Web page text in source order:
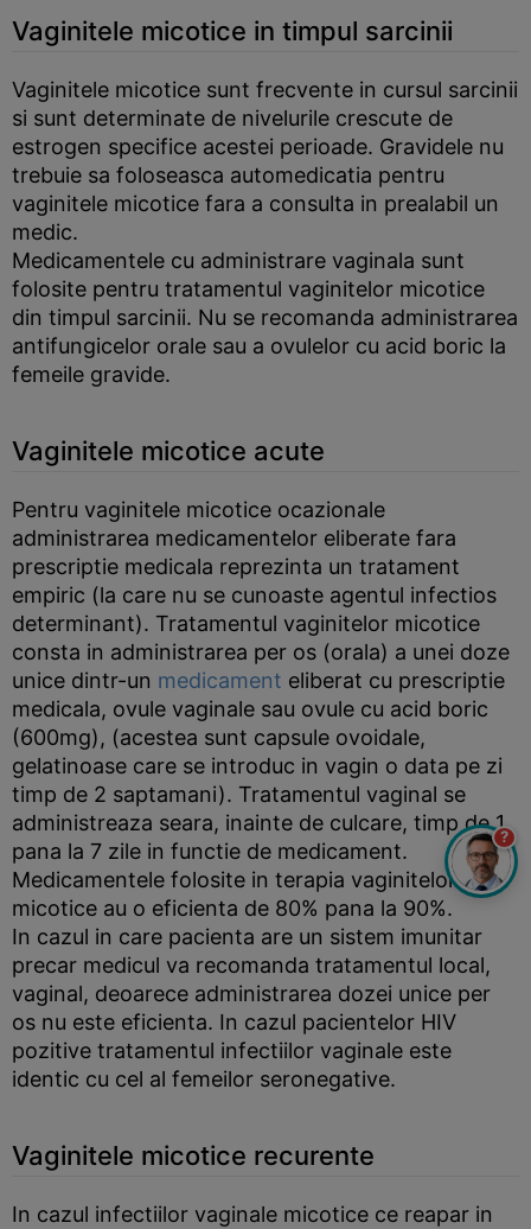
Vaginitele micotice in timpul sarcinii
Vaginitele micotice sunt frecvente in cursul sarcinii
si sunt determinate de nivelurile crescute de
estrogen specifice acestei perioade. Gravidele nu
trebuie sa foloseasca automedicatia pentru
vaginitele micotice fara a consulta in prealabil un
medic.
Medicamentele cu administrare vaginala sunt
folosite pentru tratamentul vaginitelor micotice
din timpul sarcinii. Nu se recomanda administrarea
antifungicelor orale sau a ovulelor cu acid boric la
femeile gravide.
Vaginitele micotice acute
Pentru vaginitele micotice ocazionale
administrarea medicamentelor eliberate fara
prescriptie medicala reprezinta un tratament
empiric (la care nu se cunoaste agentul infectios
determinant). Tratamentul vaginitelor micotice
consta in administrarea per os (orala) a unei doze
unice dintr-un medicament eliberat cu prescriptie
medicala, ovule vaginale sau ovule cu acid boric
(600mg), (acestea sunt capsule ovoidale,
gelatinoase care se introduc in vagin o data pe zi
timp de 2 saptamani). Tratamentul vaginal se
administreaza seara, inainte de culcare, timp de 1
pana la 7 zile in functie de medicament.
Medicamentele folosite in terapia vaginitelor
micotice au o eficienta de 80% pana la 90%.
In cazul in care pacienta are un sistem imunitar
precar medicul va recomanda tratamentul local,
vaginal, deoarece administrarea dozei unice per
os nu este eficienta. In cazul pacientelor HIV
pozitive tratamentul infectiilor vaginale este
identic cu cel al femeilor seronegative.
Vaginitele micotice recurente
In cazul infectiilor vaginale micotice ce reapar in
?